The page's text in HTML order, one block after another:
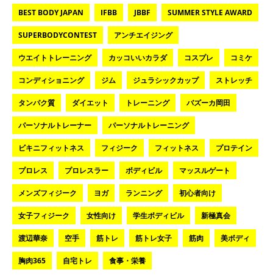
BEST BODY JAPAN IFBB JBBF SUMMER STYLE AWARD
SUPERBODYCONTEST アンチエイジング
ウエイトトレーニング カッコいいカラダ コスプレ コミケ
コンディショニング ジム ジュラシックカップ ストレッチ
タンパク質 ダイエット トレーニング バズーカ岡田
パーソナルトレーナー パーソナルトレーニング
ビキニフィットネス フィジーク フィットネス プロテイン
プロレス プロレスラー ボディビル マッスルゲート
メンズフィジーク ヨガ ランニング 初心者向け
女子フィジーク 女性向け 学生ボディビル 新極真会
渡辺華奈 空手 筋トレ 筋トレ女子 筋肉 美ボディ
胸肉365 自宅トレ 食事・栄養